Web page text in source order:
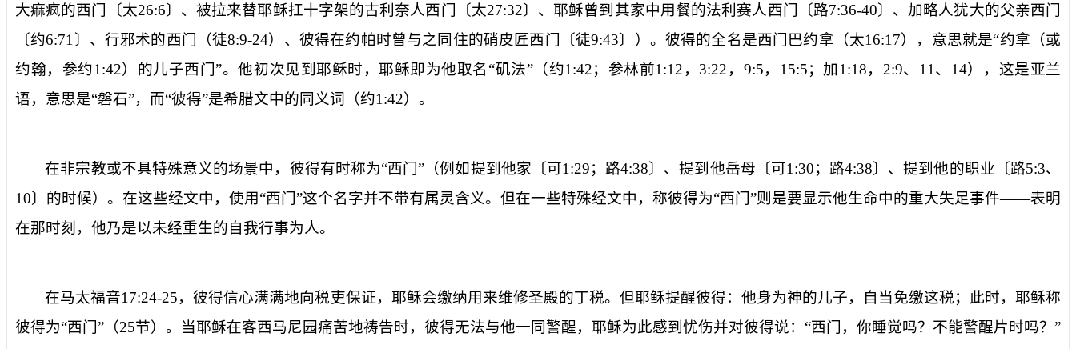
大痲疯的西门〔太26:6〕、被拉来替耶稣扛十字架的古利奈人西门〔太27:32〕、耶稣曾到其家中用餐的法利赛人西门〔路7:36-40〕、加略人犹大的父亲西门
〔约6:71 〕、行邪术的西门（徒8:9-24）、彼得在约帕时曾与之同住的硝皮匠西门 〔徒9:43〕 ）。彼得的全名是西门巴约拿（太16:17），意思就是“约拿（或
约翰，参约1:42）的儿子西门”。他初次见到耶稣时，耶稣即为他取名“矶法”（约1:42；参林前1:12 ， 3:22 ， 9:5， 15:5；加1:18， 2:9、 11 、 14），这是亚兰
语，意思是“磐石”，而“彼得”是希腊文中的同义词（约1:42）。
在非宗教或不具特殊意义的场景中，彼得有时称为“西门”（例如提到他家〔可1:29；路4:38〕、提到他岳母〔可1:30；路4:38〕、提到他的职业〔路5:3、
10〕的时候）。在这些经文中，使用“西门”这个名字并不带有属灵含义。但在一些特殊经文中，称彼得为“西门”则是要显示他生命中的重大失足事件——表明
在那时刻，他乃是以未经重生的自我行事为人。
在马太福音17:24-25，彼得信心满满地向税吏保证，耶稣会缴纳用来维修圣殿的丁税。但耶稣提醒彼得：他身为神的儿子，自当免缴这税；此时，耶稣称
彼得为“西门”（25节）。当耶稣在客西马尼园痛苦地祷告时，彼得无法与他一同警醒，耶稣为此感到忧伤并对彼得说：“西门，你睡觉吗？不能警醒片时吗？ ”